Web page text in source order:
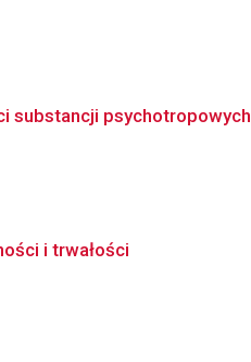
substancji psychotropowych
i trwałości